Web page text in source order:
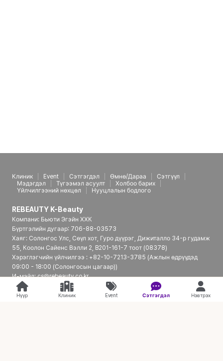
Клиник Event Сэтгэгдэл Өмнө/Дараа
Сэтгүүл
Мэдэгдэл
Түгээмэл асуулт
Холбоо барих
Үйлчилгээний нөхцөл
Нууцлалын бодлого
REBEAUTY K-Beauty
Компани: Бьюти Эгэйн ХХК
Бүртгэлийн дугаар: 706-88-03573
Хаяг: Солонгос Улс, Сөүл хот, Гуро дүүрэг, Дижиталло 34-р гудамж
55, Коолон Сайенс Вэлли 2, B201-161-7 тоот (08378)
Хэрэглэгчийн үйлчилгээ : +82-10-7213-3785 (Ажлын өдрүүдэд
09:00 - 18:00 (Солонгосын цагаар))
И-мэйл: cs@rebeauty.co.kr
REBEAUTY K-Beauty | Япон үйлчлүүлэгчдэд зориулсан Солонгосын
гоо сайхны эмнэлгийн платформ
Нүүр Клиник Event Сэтгэгдэл Нэвтрэх